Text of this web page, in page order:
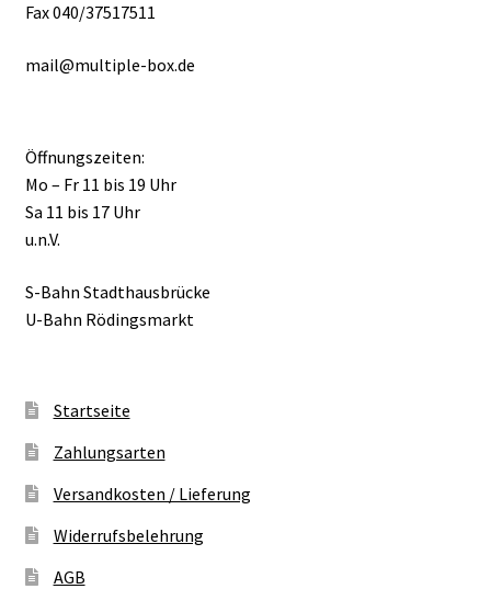
Fax 040/37517511
mail@multiple-box.de
Öffnungszeiten:
Mo – Fr 11 bis 19 Uhr
Sa 11 bis 17 Uhr
u.n.V.
S-Bahn Stadthausbrücke
U-Bahn Rödingsmarkt
Startseite
Zahlungsarten
Versandkosten / Lieferung
Widerrufsbelehrung
AGB